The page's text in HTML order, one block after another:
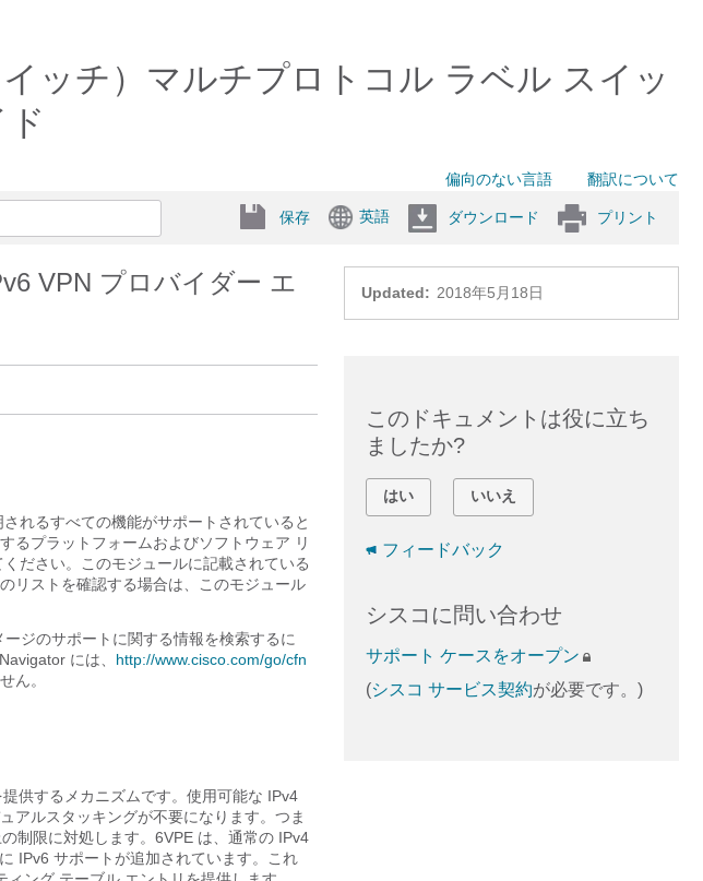
ッチ）マルチプロトコル ラベル スイッ
偏向のない言語 翻訳について
保存 英語 ダウンロード プリント
Updated: 2018年5月18日
VPN プロバイダー エ
れるすべての機能がサポートされていると
るプラットフォームおよびソフトウェア リ
ださい。このモジュールに記載されている
リストを確認する場合は、このモジュール
ジのサポートに関する情報を検索するに
には、 http://www.cisco.com/go/cfn
ん。
供するメカニズムです。使用可能な IPv4
アルスタッキングが不要になります。つま
制限に対処します。6VPE は、通常の IPv4
IPv6 サポートが追加されています。これ
このドキュメントは役に立ち
ましたか?
はい いいえ
フィードバック
シスコに問い合わせ
サポート ケースをオープン
(シスコ サービス契約が必要です。)